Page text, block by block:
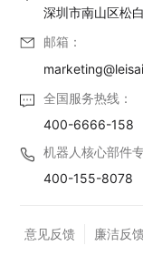
深圳市南山区松
邮箱：
全国服务热线：
400-6666-158
机器人核心部件
400-155-8078
意见反馈 廉洁反